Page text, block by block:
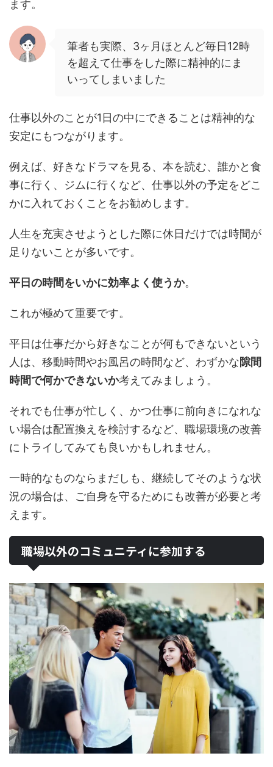
ます。
筆者も実際、3ヶ月ほとんど毎日12時
を超えて仕事をした際に精神的にま
いってしまいました
仕事以外のことが1日の中にできることは精神的な
安定にもつながります。
例えば、好きなドラマを見る、本を読む、誰かと食
事に行く、ジムに行くなど、仕事以外の予定をどこ
かに入れておくことをお勧めします。
人生を充実させようとした際に休日だけでは時間が
足りないことが多いです。
平日の時間をいかに効率よく使うか。
これが極めて重要です。
平日は仕事だから好きなことが何もできないという
人は、移動時間やお風呂の時間など、わずかな隙間
時間で何かできないか考えてみましょう。
それでも仕事が忙しく、かつ仕事に前向きになれな
い場合は配置換えを検討するなど、職場環境の改善
にトライしてみても良いかもしれません。
一時的なものならまだしも、継続してそのような状
況の場合は、ご自身を守るためにも改善が必要と考
えます。
職場以外のコミュニティに参加する